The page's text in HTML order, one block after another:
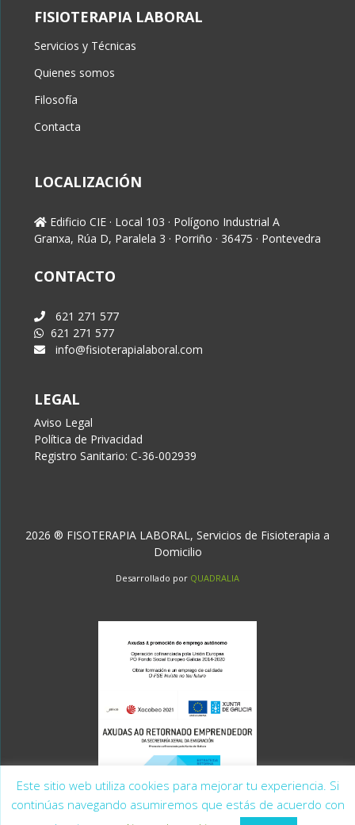
FISIOTERAPIA LABORAL
Servicios y Técnicas
Quienes somos
Filosofía
Contacta
LOCALIZACIÓN
Edificio CIE · Local 103 · Polígono Industrial A
Granxa, Rúa D, Paralela 3 · Porriño · 36475 · Pontevedra
CONTACTO
621 271 577
621 271 577
info@fisioterapialaboral.com
LEGAL
Aviso Legal
Política de Privacidad
Registro Sanitario: C-36-002939
2026 ® FISOTERAPIA LABORAL, Servicios de Fisioterapia a
Domicilio
Desarrollado por QUADRALIA
Este sitio web utiliza cookies para mejorar tu experiencia. Si
continúas navegando asumiremos que estás de acuerdo con